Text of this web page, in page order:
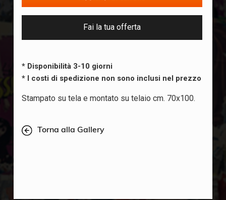
Fai la tua offerta
* Disponibilità 3-10 giorni
* I costi di spedizione non sono inclusi nel prezzo
Stampato su tela e montato su telaio cm. 70x100.
Torna alla Gallery